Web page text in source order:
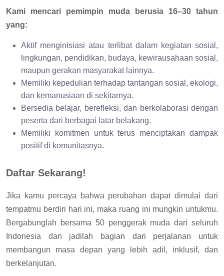
Kami mencari pemimpin muda berusia 16–30 tahun
yang:
Aktif menginisiasi atau terlibat dalam kegiatan sosial,
lingkungan, pendidikan, budaya, kewirausahaan sosial,
maupun gerakan masyarakat lainnya.
Memiliki kepedulian terhadap tantangan sosial, ekologi,
dan kemanusiaan di sekitarnya.
Bersedia belajar, berefleksi, dan berkolaborasi dengan
peserta dari berbagai latar belakang.
Memiliki komitmen untuk terus menciptakan dampak
positif di komunitasnya.
Daftar Sekarang!
Jika kamu percaya bahwa perubahan dapat dimulai dari
tempatmu berdiri hari ini, maka ruang ini mungkin untukmu.
Bergabunglah bersama 50 penggerak muda dari seluruh
Indonesia dan jadilah bagian dari perjalanan untuk
membangun masa depan yang lebih adil, inklusif, dan
berkelanjutan.